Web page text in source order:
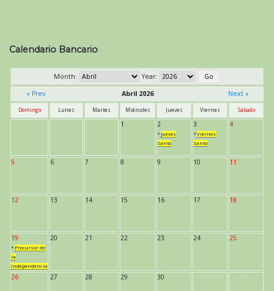
Calendario Bancario
Month:
Year:
« Prev
Abril 2026 Next »
Domingo Lunes Martes Miércoles Jueves Viernes Sábado
1 2
* Jueves
Santo
3
* Viernes
Santo
4
5 6 7 8 9 10 11
12 13 14 15 16 17 18
19
* Precursor de
la
Independencia
20 21 22 23 24 25
26 27 28 29 30